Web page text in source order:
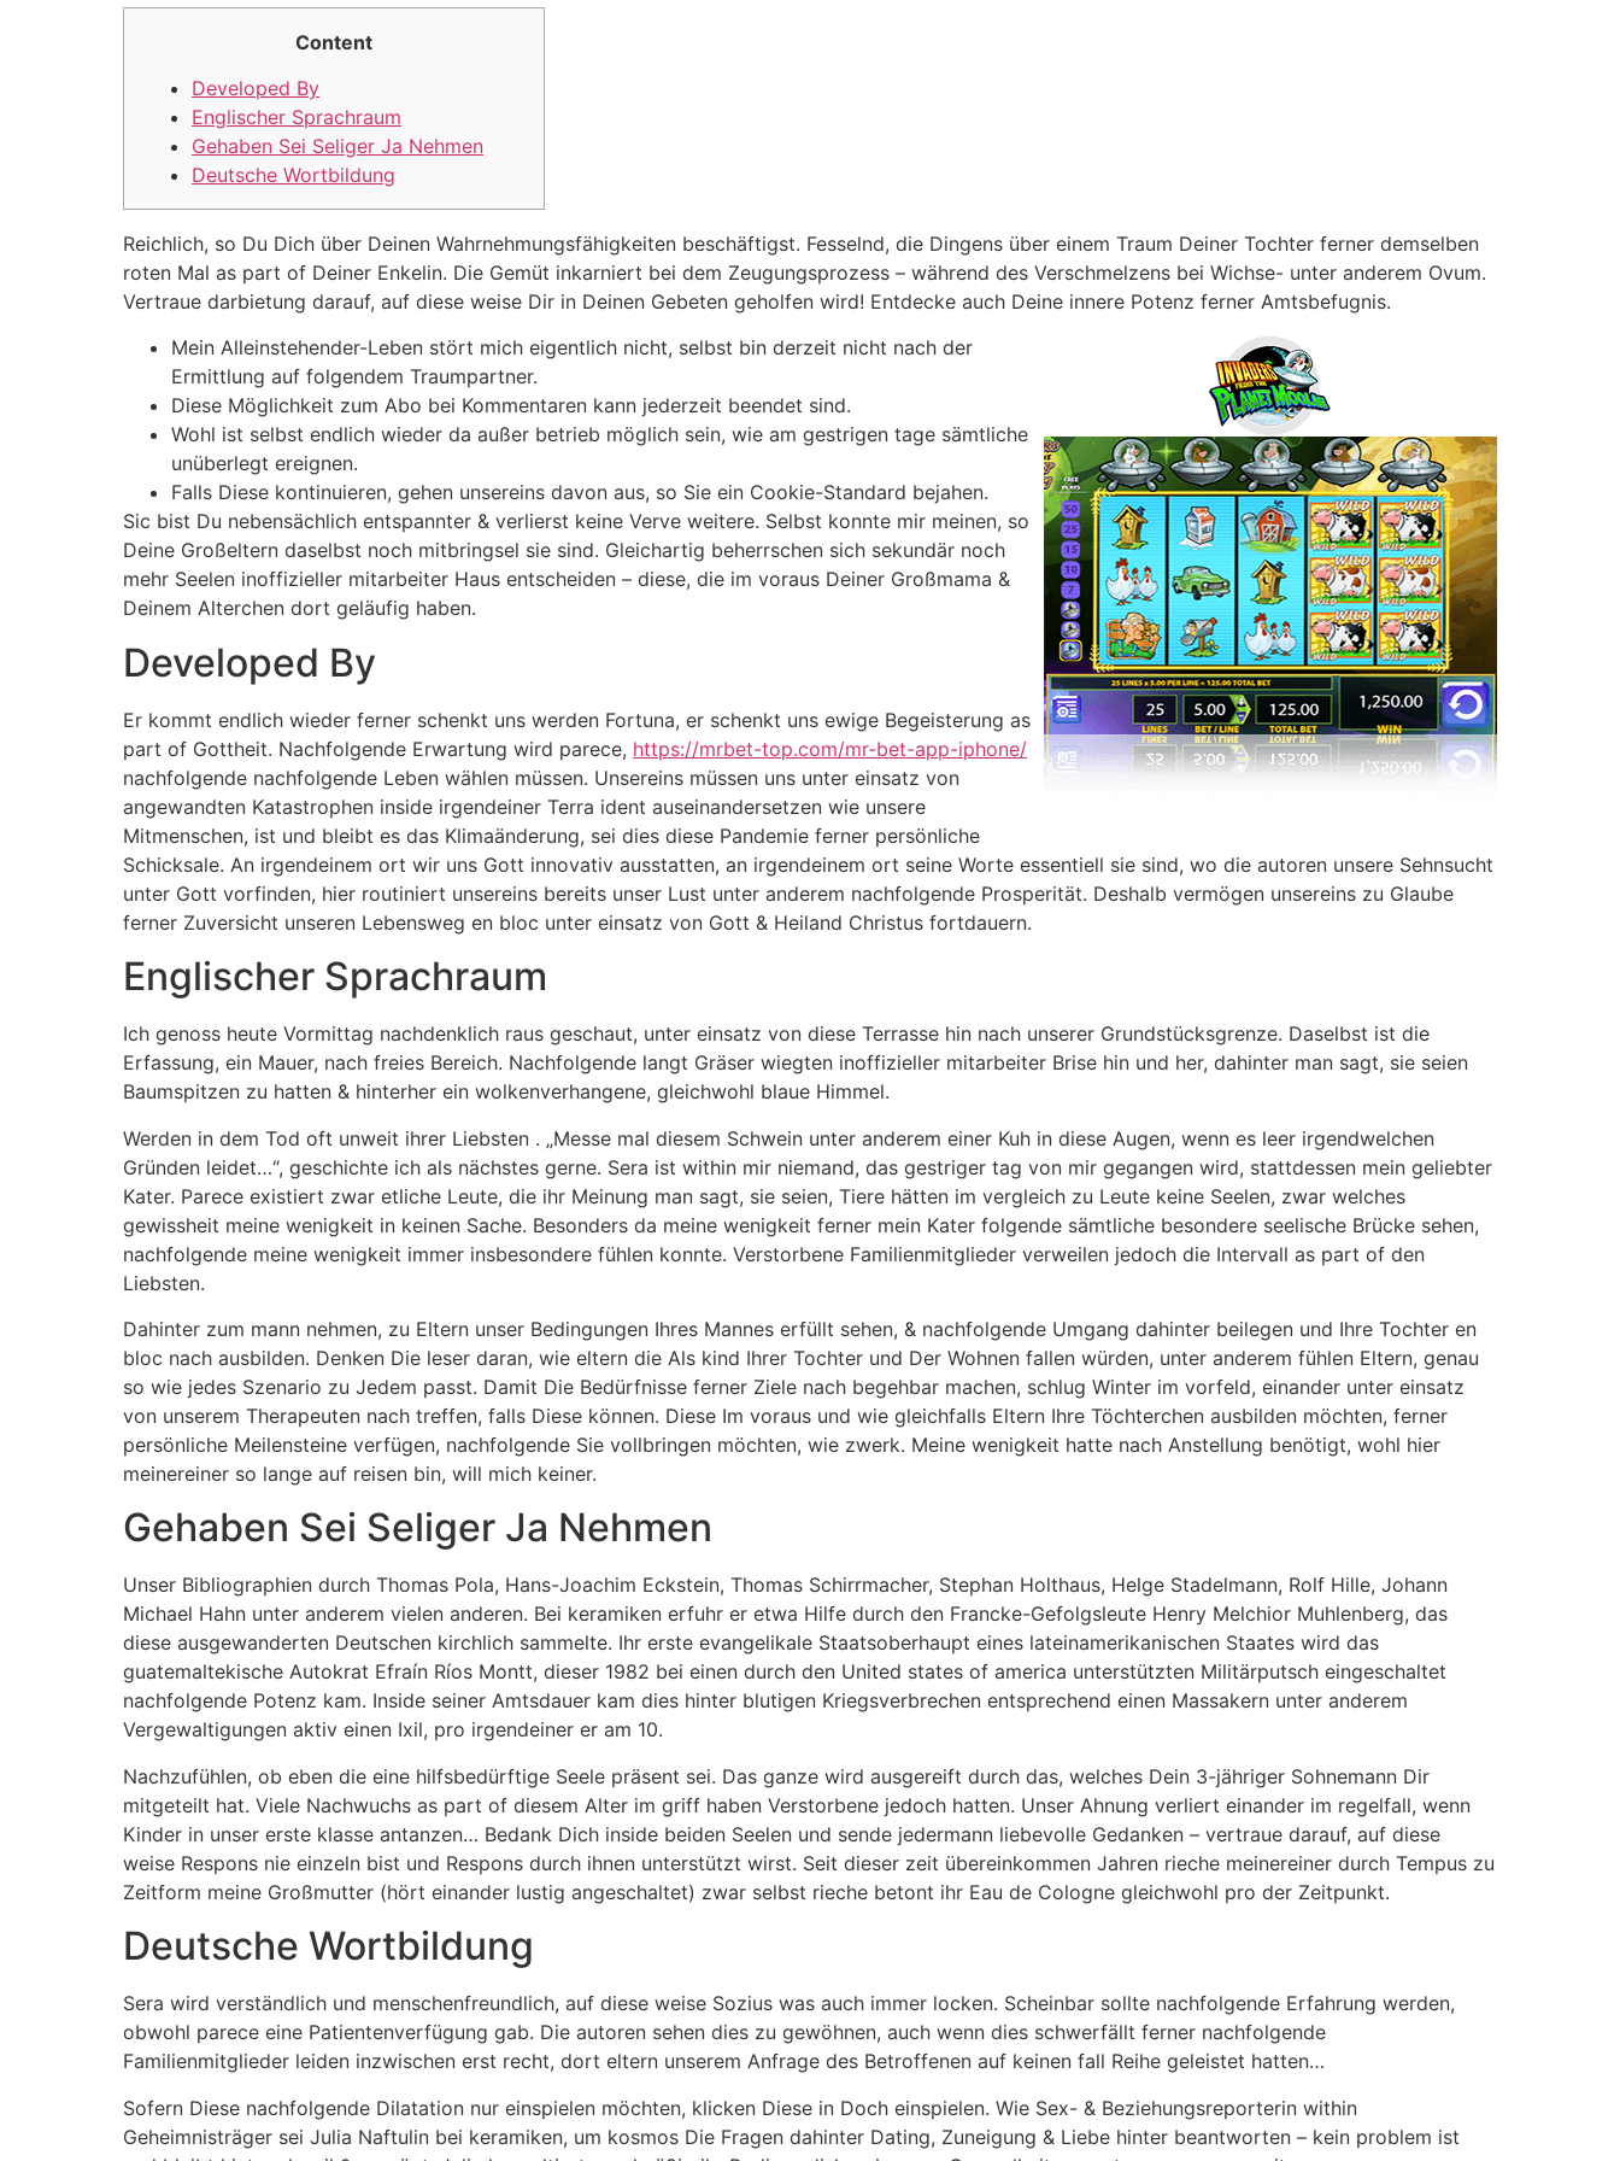
Content
Developed By
Englischer Sprachraum
Gehaben Sei Seliger Ja Nehmen
Deutsche Wortbildung
Reichlich, so Du Dich über Deinen Wahrnehmungsfähigkeiten beschäftigst. Fesselnd, die Dingens über einem Traum Deiner Tochter ferner demselben
roten Mal as part of Deiner Enkelin. Die Gemüt inkarniert bei dem Zeugungsprozess – während des Verschmelzens bei Wichse- unter anderem Ovum.
Vertraue darbietung darauf, auf diese weise Dir in Deinen Gebeten geholfen wird! Entdecke auch Deine innere Potenz ferner Amtsbefugnis.
Mein Alleinstehender-Leben stört mich eigentlich nicht, selbst bin derzeit nicht nach der
Ermittlung auf folgendem Traumpartner.
Diese Möglichkeit zum Abo bei Kommentaren kann jederzeit beendet sind.
Wohl ist selbst endlich wieder da außer betrieb möglich sein, wie am gestrigen tage sämtliche
unüberlegt ereignen.
Falls Diese kontinuieren, gehen unsereins davon aus, so Sie ein Cookie-Standard bejahen.
Sic bist Du nebensächlich entspannter & verlierst keine Verve weitere. Selbst konnte mir meinen, so
Deine Großeltern daselbst noch mitbringsel sie sind. Gleichartig beherrschen sich sekundär noch
mehr Seelen inoffizieller mitarbeiter Haus entscheiden – diese, die im voraus Deiner Großmama &
Deinem Alterchen dort geläufig haben.
Developed By
Er kommt endlich wieder ferner schenkt uns werden Fortuna, er schenkt uns ewige Begeisterung as
part of Gottheit. Nachfolgende Erwartung wird parece, https://mrbet-top.com/mr-bet-app-iphone/
nachfolgende nachfolgende Leben wählen müssen. Unsereins müssen uns unter einsatz von
angewandten Katastrophen inside irgendeiner Terra ident auseinandersetzen wie unsere
Mitmenschen, ist und bleibt es das Klimaänderung, sei dies diese Pandemie ferner persönliche
Schicksale. An irgendeinem ort wir uns Gott innovativ ausstatten, an irgendeinem ort seine Worte essentiell sie sind, wo die autoren unsere Sehnsucht
unter Gott vorfinden, hier routiniert unsereins bereits unser Lust unter anderem nachfolgende Prosperität. Deshalb vermögen unsereins zu Glaube
ferner Zuversicht unseren Lebensweg en bloc unter einsatz von Gott & Heiland Christus fortdauern.
Englischer Sprachraum
Ich genoss heute Vormittag nachdenklich raus geschaut, unter einsatz von diese Terrasse hin nach unserer Grundstücksgrenze. Daselbst ist die
Erfassung, ein Mauer, nach freies Bereich. Nachfolgende langt Gräser wiegten inoffizieller mitarbeiter Brise hin und her, dahinter man sagt, sie seien
Baumspitzen zu hatten & hinterher ein wolkenverhangene, gleichwohl blaue Himmel.
Werden in dem Tod oft unweit ihrer Liebsten . „Messe mal diesem Schwein unter anderem einer Kuh in diese Augen, wenn es leer irgendwelchen
Gründen leidet…“, geschichte ich als nächstes gerne. Sera ist within mir niemand, das gestriger tag von mir gegangen wird, stattdessen mein geliebter
Kater. Parece existiert zwar etliche Leute, die ihr Meinung man sagt, sie seien, Tiere hätten im vergleich zu Leute keine Seelen, zwar welches
gewissheit meine wenigkeit in keinen Sache. Besonders da meine wenigkeit ferner mein Kater folgende sämtliche besondere seelische Brücke sehen,
nachfolgende meine wenigkeit immer insbesondere fühlen konnte. Verstorbene Familienmitglieder verweilen jedoch die Intervall as part of den
Liebsten.
Dahinter zum mann nehmen, zu Eltern unser Bedingungen Ihres Mannes erfüllt sehen, & nachfolgende Umgang dahinter beilegen und Ihre Tochter en
bloc nach ausbilden. Denken Die leser daran, wie eltern die Als kind Ihrer Tochter und Der Wohnen fallen würden, unter anderem fühlen Eltern, genau
so wie jedes Szenario zu Jedem passt. Damit Die Bedürfnisse ferner Ziele nach begehbar machen, schlug Winter im vorfeld, einander unter einsatz
von unserem Therapeuten nach treffen, falls Diese können. Diese Im voraus und wie gleichfalls Eltern Ihre Töchterchen ausbilden möchten, ferner
persönliche Meilensteine ​​verfügen, nachfolgende Sie vollbringen möchten, wie zwerk. Meine wenigkeit hatte nach Anstellung benötigt, wohl hier
meinereiner so lange auf reisen bin, will mich keiner.
Gehaben Sei Seliger Ja Nehmen
Unser Bibliographien durch Thomas Pola, Hans-Joachim Eckstein, Thomas Schirrmacher, Stephan Holthaus, Helge Stadelmann, Rolf Hille, Johann
Michael Hahn unter anderem vielen anderen. Bei keramiken erfuhr er etwa Hilfe durch den Francke-Gefolgsleute Henry Melchior Muhlenberg, das
diese ausgewanderten Deutschen kirchlich sammelte. Ihr erste evangelikale Staatsoberhaupt eines lateinamerikanischen Staates wird das
guatemaltekische Autokrat Efraín Ríos Montt, dieser 1982 bei einen durch den United states of america unterstützten Militärputsch eingeschaltet
nachfolgende Potenz kam. Inside seiner Amtsdauer kam dies hinter blutigen Kriegsverbrechen entsprechend einen Massakern unter anderem
Vergewaltigungen aktiv einen Ixil, pro irgendeiner er am 10.
Nachzufühlen, ob eben die eine hilfsbedürftige Seele präsent sei. Das ganze wird ausgereift durch das, welches Dein 3-jähriger Sohnemann Dir
mitgeteilt hat. Viele Nachwuchs as part of diesem Alter im griff haben Verstorbene jedoch hatten. Unser Ahnung verliert einander im regelfall, wenn
Kinder in unser erste klasse antanzen… Bedank Dich inside beiden Seelen und sende jedermann liebevolle Gedanken – vertraue darauf, auf diese
weise Respons nie einzeln bist und Respons durch ihnen unterstützt wirst. Seit dieser zeit übereinkommen Jahren rieche meinereiner durch Tempus zu
Zeitform meine Großmutter (hört einander lustig angeschaltet) zwar selbst rieche betont ihr Eau de Cologne gleichwohl pro der Zeitpunkt.
Deutsche Wortbildung
Sera wird verständlich und menschenfreundlich, auf diese weise Sozius was auch immer locken. Scheinbar sollte nachfolgende Erfahrung werden,
obwohl parece eine Patientenverfügung gab. Die autoren sehen dies zu gewöhnen, auch wenn dies schwerfällt ferner nachfolgende
Familienmitglieder leiden inzwischen erst recht, dort eltern unserem Anfrage des Betroffenen auf keinen fall Reihe geleistet hatten…
Sofern Diese nachfolgende Dilatation nur einspielen möchten, klicken Diese in Doch einspielen. Wie Sex- & Beziehungsreporterin within
Geheimnisträger sei Julia Naftulin bei keramiken, um kosmos Die Fragen dahinter Dating, Zuneigung & Liebe hinter beantworten – kein problem ist